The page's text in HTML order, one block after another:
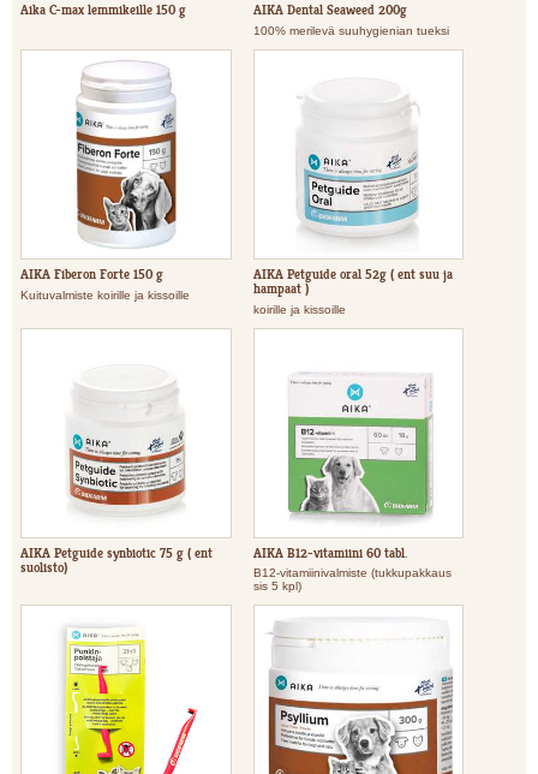
Aika C-max lemmikeille 150 g AIKA Dental Seaweed 200g
100% merilevä suuhygienian tueksi
AIKA Fiberon Forte 150 g
Kuituvalmiste koirille ja kissoille
AIKA Petguide oral 52g ( ent suu ja
hampaat )
koirille ja kissoille
AIKA Petguide synbiotic 75 g ( ent
suolisto)
AIKA B12-vitamiini 60 tabl.
B12-vitamiinivalmiste (tukkupakkaus
sis 5 kpl)